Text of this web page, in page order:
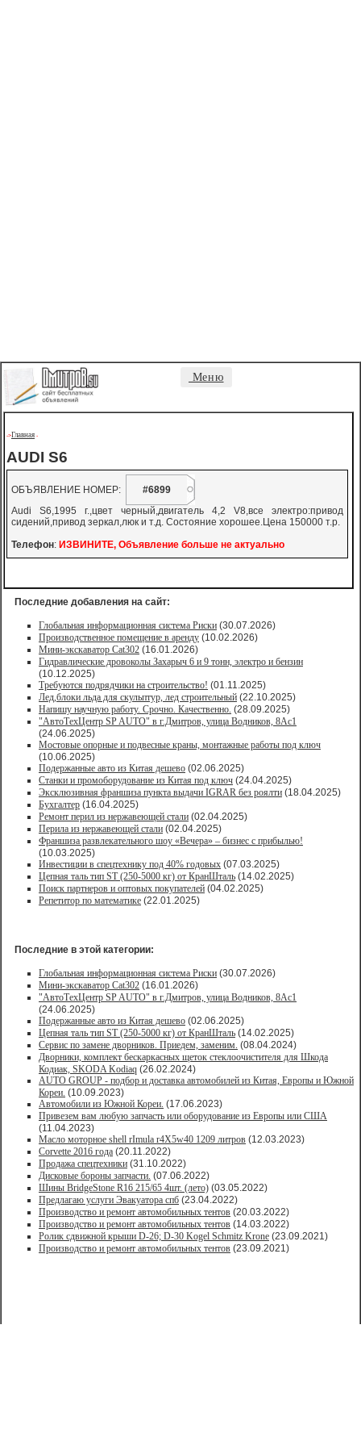
Меню
->Главная -
AUDI S6
ОБЪЯВЛЕНИЕ НОМЕР:
#6899
Audi S6,1995 г.,цвет черный,двигатель 4,2 V8,все электро:привод
сидений,привод зеркал,люк и т.д. Состояние хорошее.Цена 150000 т.р.
Телефон: ИЗВИНИТЕ, Объявление больше не актуально
Последние добавления на сайт:
Глобальная информационная система Риски (30.07.2026)
Производственное помещение в аренду (10.02.2026)
Мини-экскаватор Cat302 (16.01.2026)
Гидравлические дровоколы Захарыч 6 и 9 тонн, электро и бензин
(10.12.2025)
Требуются подрядчики на строительство! (01.11.2025)
Лед,блоки льда для скульптур, лед строительный (22.10.2025)
Напишу научную работу. Срочно. Качественно. (28.09.2025)
"АвтоТехЦентр SP AUTO" в г.Дмитров, улица Водников, 8Ас1
(24.06.2025)
Мостовые опорные и подвесные краны, монтажные работы под ключ
(10.06.2025)
Подержанные авто из Китая дешево (02.06.2025)
Станки и промоборудование из Китая под ключ (24.04.2025)
Эксклюзивная франшиза пункта выдачи IGRAR без роялти (18.04.2025)
Бухгалтер (16.04.2025)
Ремонт перил из нержавеющей стали (02.04.2025)
Перила из нержавеющей стали (02.04.2025)
Франшиза развлекательного шоу «Вечера» – бизнес с прибылью!
(10.03.2025)
Инвестиции в спецтехнику под 40% годовых (07.03.2025)
Цепная таль тип ST (250-5000 кг) от КранШталь (14.02.2025)
Поиск партнеров и оптовых покупателей (04.02.2025)
Репетитор по математике (22.01.2025)
Последние в этой категории:
Глобальная информационная система Риски (30.07.2026)
Мини-экскаватор Cat302 (16.01.2026)
"АвтоТехЦентр SP AUTO" в г.Дмитров, улица Водников, 8Ас1
(24.06.2025)
Подержанные авто из Китая дешево (02.06.2025)
Цепная таль тип ST (250-5000 кг) от КранШталь (14.02.2025)
Сервис по замене дворников. Приедем, заменим. (08.04.2024)
Дворники, комплект бескаркасных щеток стеклоочистителя для Шкода
Кодиак, SKODA Kodiaq (26.02.2024)
AUTO GROUP - подбор и доставка автомобилей из Китая, Европы и Южной
Кореи. (10.09.2023)
Автомобили из Южной Кореи. (17.06.2023)
Привезем вам любую запчасть или оборудование из Европы или США
(11.04.2023)
Масло моторное shell rImula r4X5w40 1209 литров (12.03.2023)
Corvette 2016 года (20.11.2022)
Продажа спецтехники (31.10.2022)
Дисковые бороны запчасти. (07.06.2022)
Шины BridgeStone R16 215/65 4шт. (лето) (03.05.2022)
Предлагаю услуги Эвакуатора спб (23.04.2022)
Производство и ремонт автомобильных тентов (20.03.2022)
Производство и ремонт автомобильных тентов (14.03.2022)
Ролик сдвижной крыши D-26; D-30 Kogel Schmitz Krone (23.09.2021)
Производство и ремонт автомобильных тентов (23.09.2021)